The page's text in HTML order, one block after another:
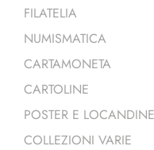
FILATELIA
NUMISMATICA
CARTAMONETA
CARTOLINE
POSTER E LOCANDINE
COLLEZIONI VARIE